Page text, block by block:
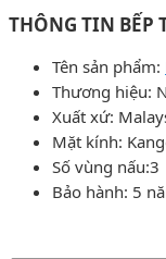
THÔNG TIN BẾP
Tên sản phẩm:
Thương hiệu:
Xuất xứ:
Mặt kính:
Số vùng nấu:3
Bảo hành: 5